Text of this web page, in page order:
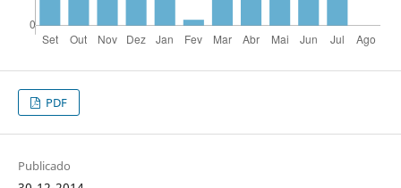
PDF
Publicado